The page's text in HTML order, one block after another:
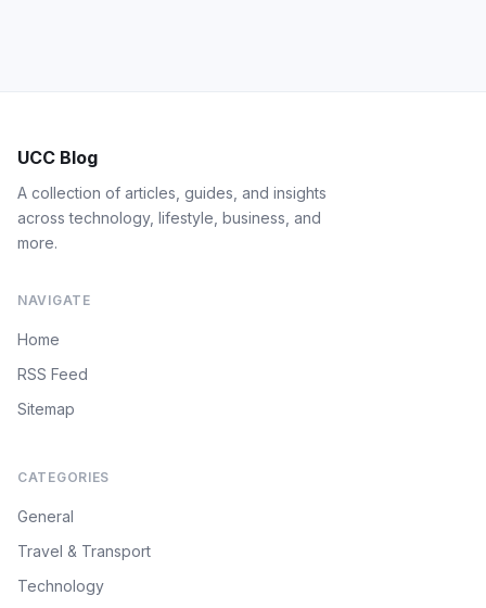
UCC Blog
A collection of articles, guides, and insights
across technology, lifestyle, business, and
more.
NAVIGATE
Home
RSS Feed
Sitemap
CATEGORIES
General
Travel & Transport
Technology